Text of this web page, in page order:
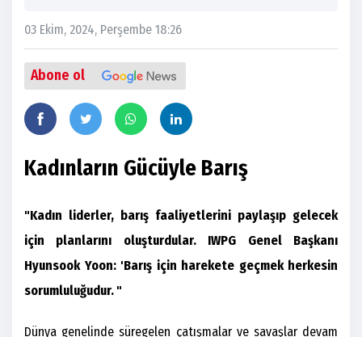
03 Ekim, 2024, Perşembe 18:26
Abone ol
Kadınların Gücüyle Barış
"Kadın liderler, barış faaliyetlerini paylaşıp gelecek
için planlarını oluşturdular. IWPG Genel Başkanı
Hyunsook Yoon: 'Barış için harekete geçmek herkesin
sorumluluğudur. "
Dünya genelinde süregelen çatışmalar ve savaşlar devam